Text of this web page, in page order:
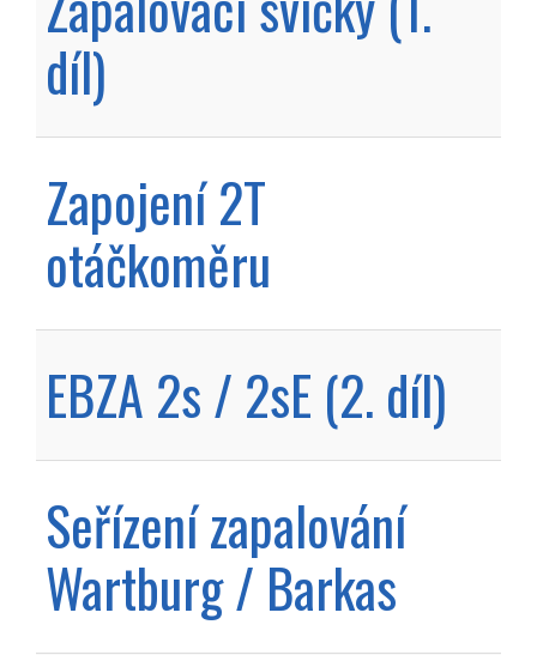
díl)
Zapojení 2T
otáčkoměru
EBZA 2s / 2sE (2. díl)
Seřízení zapalování
Wartburg / Barkas